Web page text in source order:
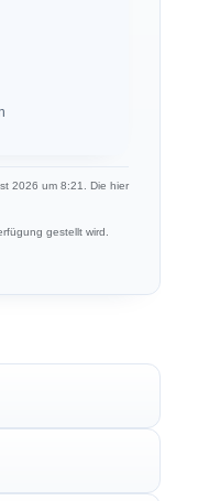
2026 um 8:21. Die hier
gestellt wird.